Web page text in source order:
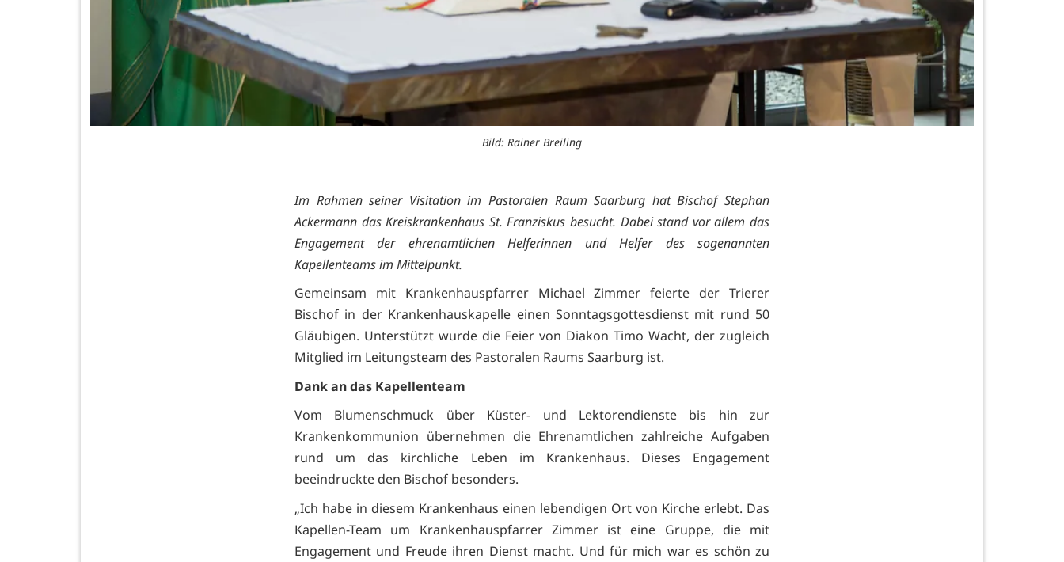
Bild: Rainer Breiling
Im Rahmen seiner Visitation im Pastoralen Raum Saarburg hat Bischof Stephan
Ackermann das Kreiskrankenhaus St. Franziskus besucht. Dabei stand vor allem das
Engagement der ehrenamtlichen Helferinnen und Helfer des sogenannten
Kapellenteams im Mittelpunkt.
Gemeinsam mit Krankenhauspfarrer Michael Zimmer feierte der Trierer
Bischof in der Krankenhauskapelle einen Sonntagsgottesdienst mit rund 50
Gläubigen. Unterstützt wurde die Feier von Diakon Timo Wacht, der zugleich
Mitglied im Leitungsteam des Pastoralen Raums Saarburg ist.
Dank an das Kapellenteam
Vom Blumenschmuck über Küster- und Lektorendienste bis hin zur
Krankenkommunion übernehmen die Ehrenamtlichen zahlreiche Aufgaben
rund um das kirchliche Leben im Krankenhaus. Dieses Engagement
beeindruckte den Bischof besonders.
„Ich habe in diesem Krankenhaus einen lebendigen Ort von Kirche erlebt. Das
Kapellen-Team um Krankenhauspfarrer Zimmer ist eine Gruppe, die mit
Engagement und Freude ihren Dienst macht. Und für mich war es schön zu